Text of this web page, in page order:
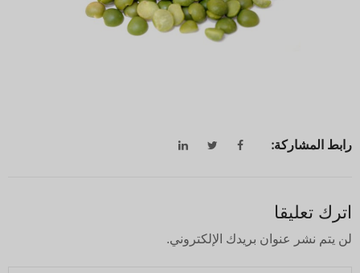
رابط المشاركة:
اترك تعليقا
لن يتم نشر عنوان بريدك الإلكتروني.